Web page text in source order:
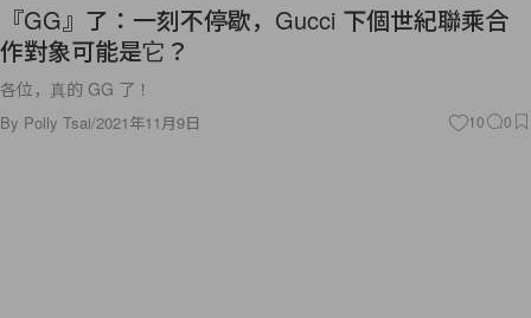
『GG』了：一刻不停歇，Gucci 下個世紀聯乘合
作對象可能是它？
各位，真的 GG 了！
By Polly Tsai/2021年11月9日 10 0